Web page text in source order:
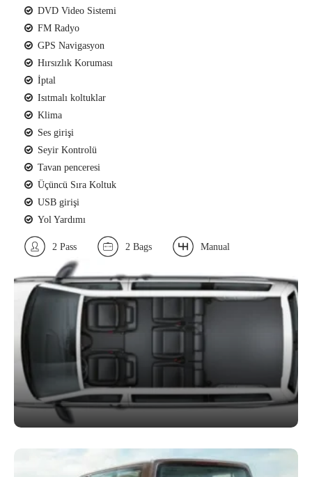
DVD Video Sistemi
FM Radyo
GPS Navigasyon
Hırsızlık Koruması
İptal
Isıtmalı koltuklar
Klima
Ses girişi
Seyir Kontrolü
Tavan penceresi
Üçüncü Sıra Koltuk
USB girişi
Yol Yardımı
2 Pass 2 Bags Manual